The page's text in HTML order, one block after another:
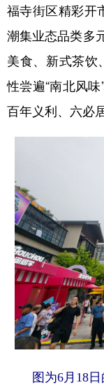
学术中国
彩票
公益
文化产业
地方频道
北京
辽宁
浙江
山东
广东
四川
福寺街区精彩开
潮集业态品类多
美食、新式茶饮
性尝遍“南北风味
百年义利、六必
图为6月18日